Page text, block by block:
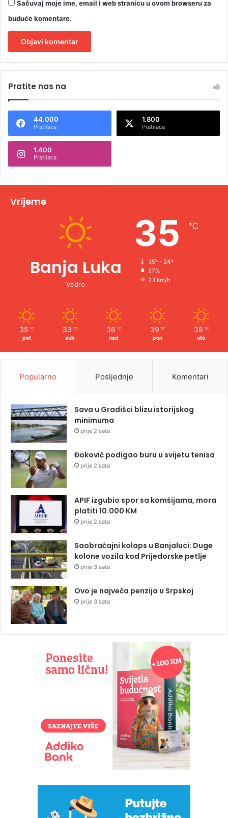
Sačuvaj moje ime, email i web stranicu u ovom browseru za
buduće komentare.
t
n
t
v
Pratite nas na
44.000
Pratilaca
1.800
Pratilaca
1.400
Pratilaca
Vrijeme
Banja Luka
Vedro
35 ℃
35º - 24º
27%
2.1 km/h
35 ℃
pet
33 ℃
sub
36 ℃
ned
39 ℃
pon
38 ℃
uto
Popularno Posljednje Komentari
Sava u Gradišci blizu istorijskog
minimuma
prije 2 sata
Đoković podigao buru u svijetu tenisa
prije 2 sata
APIF izgubio spor sa komšijama, mora
platiti 10.000 KM
prije 2 sata
Saobraćajni kolaps u Banjaluci: Duge
kolone vozila kod Prijedorske petlje
prije 3 sata
Ovo je najveća penzija u Srpskoj
prije 3 sata